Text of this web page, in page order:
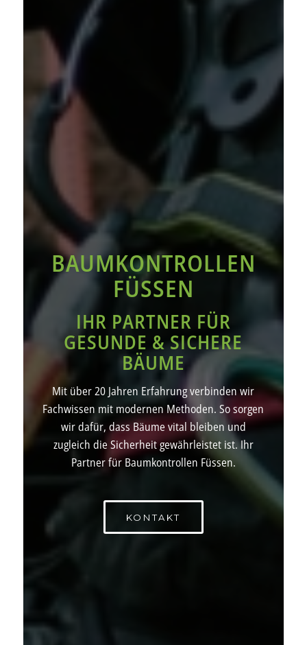
BAUMKONTROLLEN
FÜSSEN
IHR PARTNER FÜR
GESUNDE & SICHERE
BÄUME
Mit über 20 Jahren Erfahrung verbinden wir
Fachwissen mit modernen Methoden. So sorgen
wir dafür, dass Bäume vital bleiben und
zugleich die Sicherheit gewährleistet ist. Ihr
Partner für Baumkontrollen Füssen.
KONTAKT